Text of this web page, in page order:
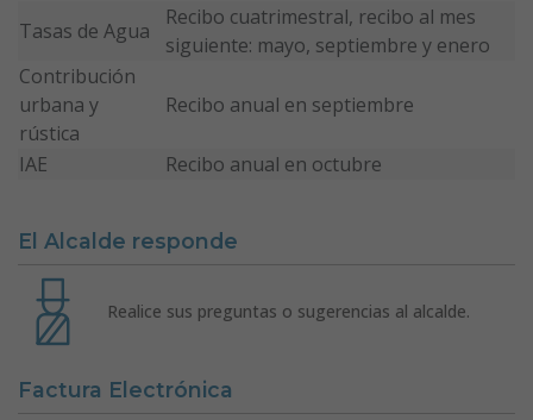
Tasas de Agua
Recibo cuatrimestral, recibo al mes
siguiente: mayo, septiembre y enero
Contribución
urbana y
rústica
Recibo anual en septiembre
IAE Recibo anual en octubre
El Alcalde responde
Realice sus preguntas o sugerencias al alcalde.
Factura Electrónica